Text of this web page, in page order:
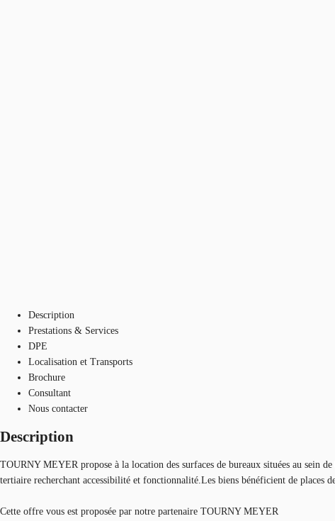
Description
Prestations & Services
DPE
Localisation et Transports
Brochure
Consultant
Nous contacter
Description
TOURNY MEYER propose à la location des surfaces de bureaux situées au sein
tertiaire recherchant accessibilité et fonctionnalité.Les biens bénéficient de places
Cette offre vous est proposée par notre partenaire TOURNY MEYER